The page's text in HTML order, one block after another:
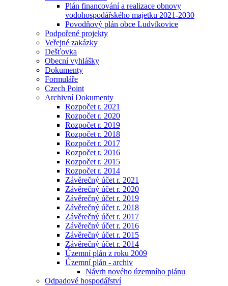
Plán financování a realizace obnovy
vodohospodářského majetku 2021-2030
Povodňový plán obce Ludvíkovice
Podpořené projekty
Veřejné zakázky
Dešťovka
Obecní vyhlášky
Dokumenty
Formuláře
Czech Point
Archivní Dokumenty
Rozpočet r. 2021
Rozpočet r. 2020
Rozpočet r. 2019
Rozpočet r. 2018
Rozpočet r. 2017
Rozpočet r. 2016
Rozpočet r. 2015
Rozpočet r. 2014
Závěrečný účet r. 2021
Závěrečný účet r. 2020
Závěrečný účet r. 2019
Závěrečný účet r. 2018
Závěrečný účet r. 2017
Závěrečný účet r. 2016
Závěrečný účet r. 2015
Závěrečný účet r. 2014
Územní plán z roku 2009
Územní plán - archiv
Návrh nového územního plánu
Odpadové hospodářství